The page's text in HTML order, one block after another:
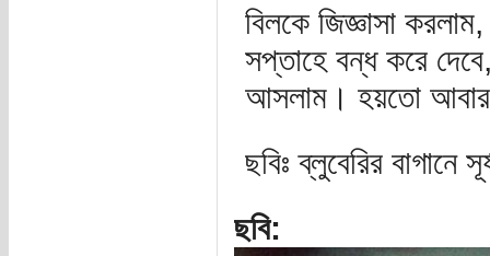
বিলকে জিজ্ঞাসা
সপ্তাহে বন্ধ করে
আসলাম। হয়তো
ছবিঃ ব্লুবেরির বাগানে
ছবি: